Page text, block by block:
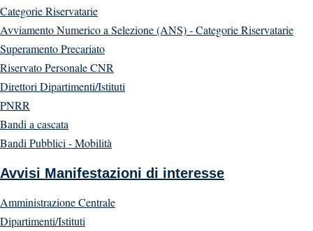
Categorie Riservatarie
Avviamento Numerico a Selezione (ANS) - Categorie Riservatarie
Superamento Precariato
Riservato Personale CNR
Direttori Dipartimenti/Istituti
PNRR
Bandi a cascata
Bandi Pubblici - Mobilità
Avvisi Manifestazioni di interesse
Amministrazione Centrale
Dipartimenti/Istituti